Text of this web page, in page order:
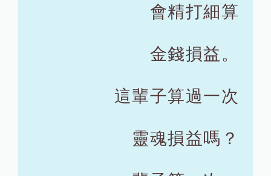
會精打細算
金錢損益。
這輩子算過一次
靈魂損益嗎？